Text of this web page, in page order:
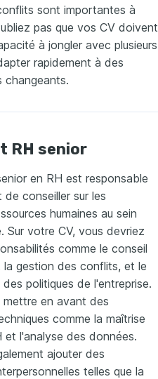
sont importantes à
pas que vos CV doivent
à jongler avec plusieurs
rapidement à des
changeants.
RH senior
en RH est responsable
de conseiller sur les
humaines au sein
Sur votre CV, vous devriez
comme le conseil
la gestion des conflits, et le
politiques de l'entreprise.
en avant des
comme la maîtrise
et l'analyse des données.
ajouter des
telles que la